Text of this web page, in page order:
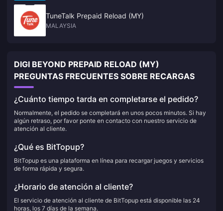
TuneTalk Prepaid Reload (MY)
MALAYSIA
DIGI BEYOND PREPAID RELOAD (MY)
PREGUNTAS FRECUENTES SOBRE RECARGAS
¿Cuánto tiempo tarda en completarse el pedido?
Normalmente, el pedido se completará en unos pocos minutos. Si hay
algún retraso, por favor ponte en contacto con nuestro servicio de
atención al cliente.
¿Qué es BitTopup?
BitTopup es una plataforma en línea para recargar juegos y servicios
de forma rápida y segura.
¿Horario de atención al cliente?
El servicio de atención al cliente de BitTopup está disponible las 24
horas, los 7 días de la semana.